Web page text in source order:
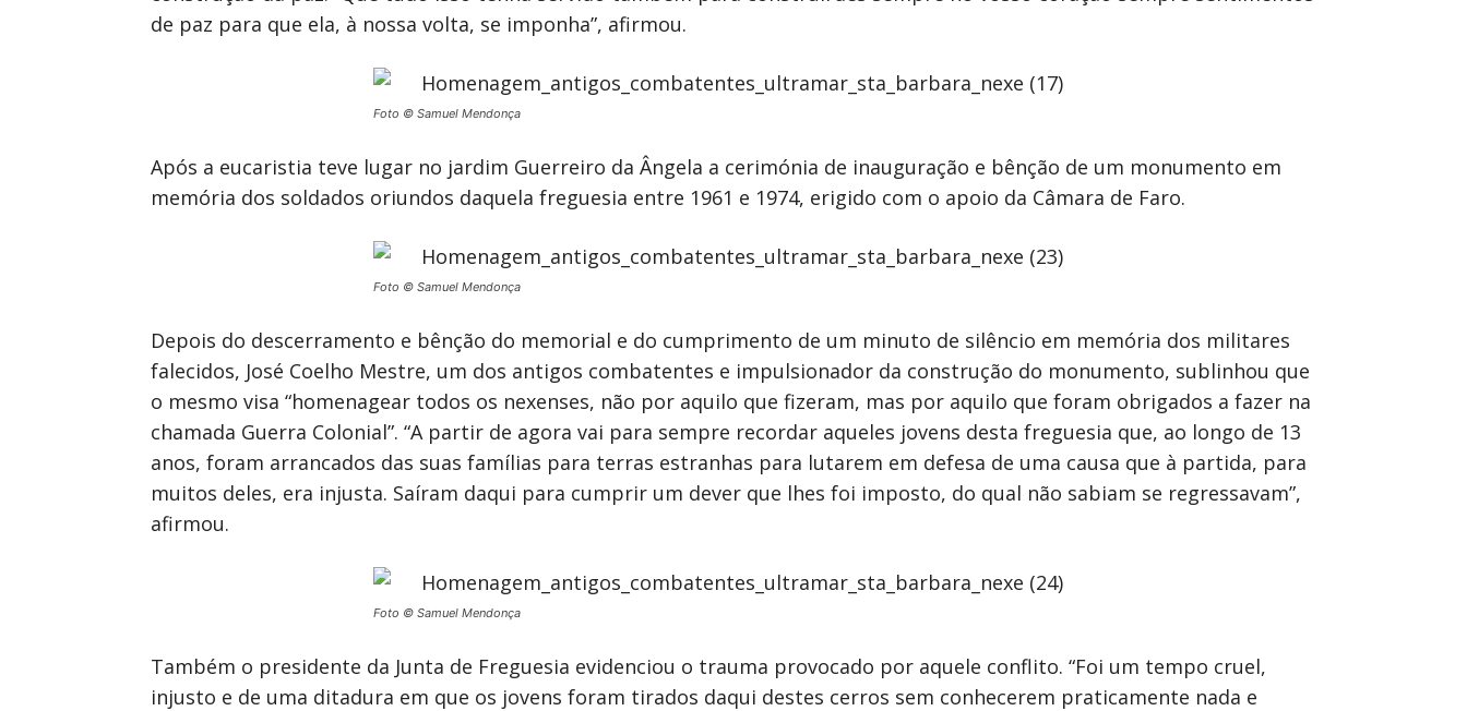
de paz para que ela, à nossa volta, se imponha”, afirmou.
Foto © Samuel Mendonça
Após a eucaristia teve lugar no jardim Guerreiro da Ângela a cerimónia de inauguração e bênção de um monumento em
memória dos soldados oriundos daquela freguesia entre 1961 e 1974, erigido com o apoio da Câmara de Faro.
Foto © Samuel Mendonça
Depois do descerramento e bênção do memorial e do cumprimento de um minuto de silêncio em memória dos militares
falecidos, José Coelho Mestre, um dos antigos combatentes e impulsionador da construção do monumento, sublinhou que
o mesmo visa “homenagear todos os nexenses, não por aquilo que fizeram, mas por aquilo que foram obrigados a fazer na
chamada Guerra Colonial”. “A partir de agora vai para sempre recordar aqueles jovens desta freguesia que, ao longo de 13
anos, foram arrancados das suas famílias para terras estranhas para lutarem em defesa de uma causa que à partida, para
muitos deles, era injusta. Saíram daqui para cumprir um dever que lhes foi imposto, do qual não sabiam se regressavam”,
afirmou.
Foto © Samuel Mendonça
Também o presidente da Junta de Freguesia evidenciou o trauma provocado por aquele conflito. “Foi um tempo cruel,
injusto e de uma ditadura em que os jovens foram tirados daqui destes cerros sem conhecerem praticamente nada e